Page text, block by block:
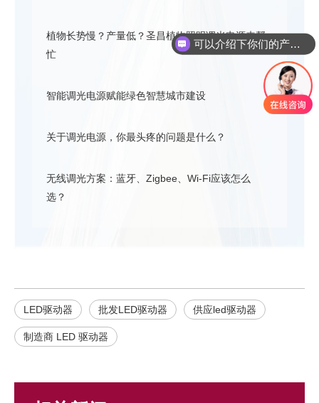
植物长势慢？产量低？圣昌植物照明调光电源来帮
忙
智能调光电源赋能绿色智慧城市建设
关于调光电源，你最头疼的问题是什么？
无线调光方案：蓝牙、Zigbee、Wi-Fi应该怎么
选？
LED驱动器 批发LED驱动器 供应led驱动器
制造商 LED 驱动器
可以介绍下你们的产品么？